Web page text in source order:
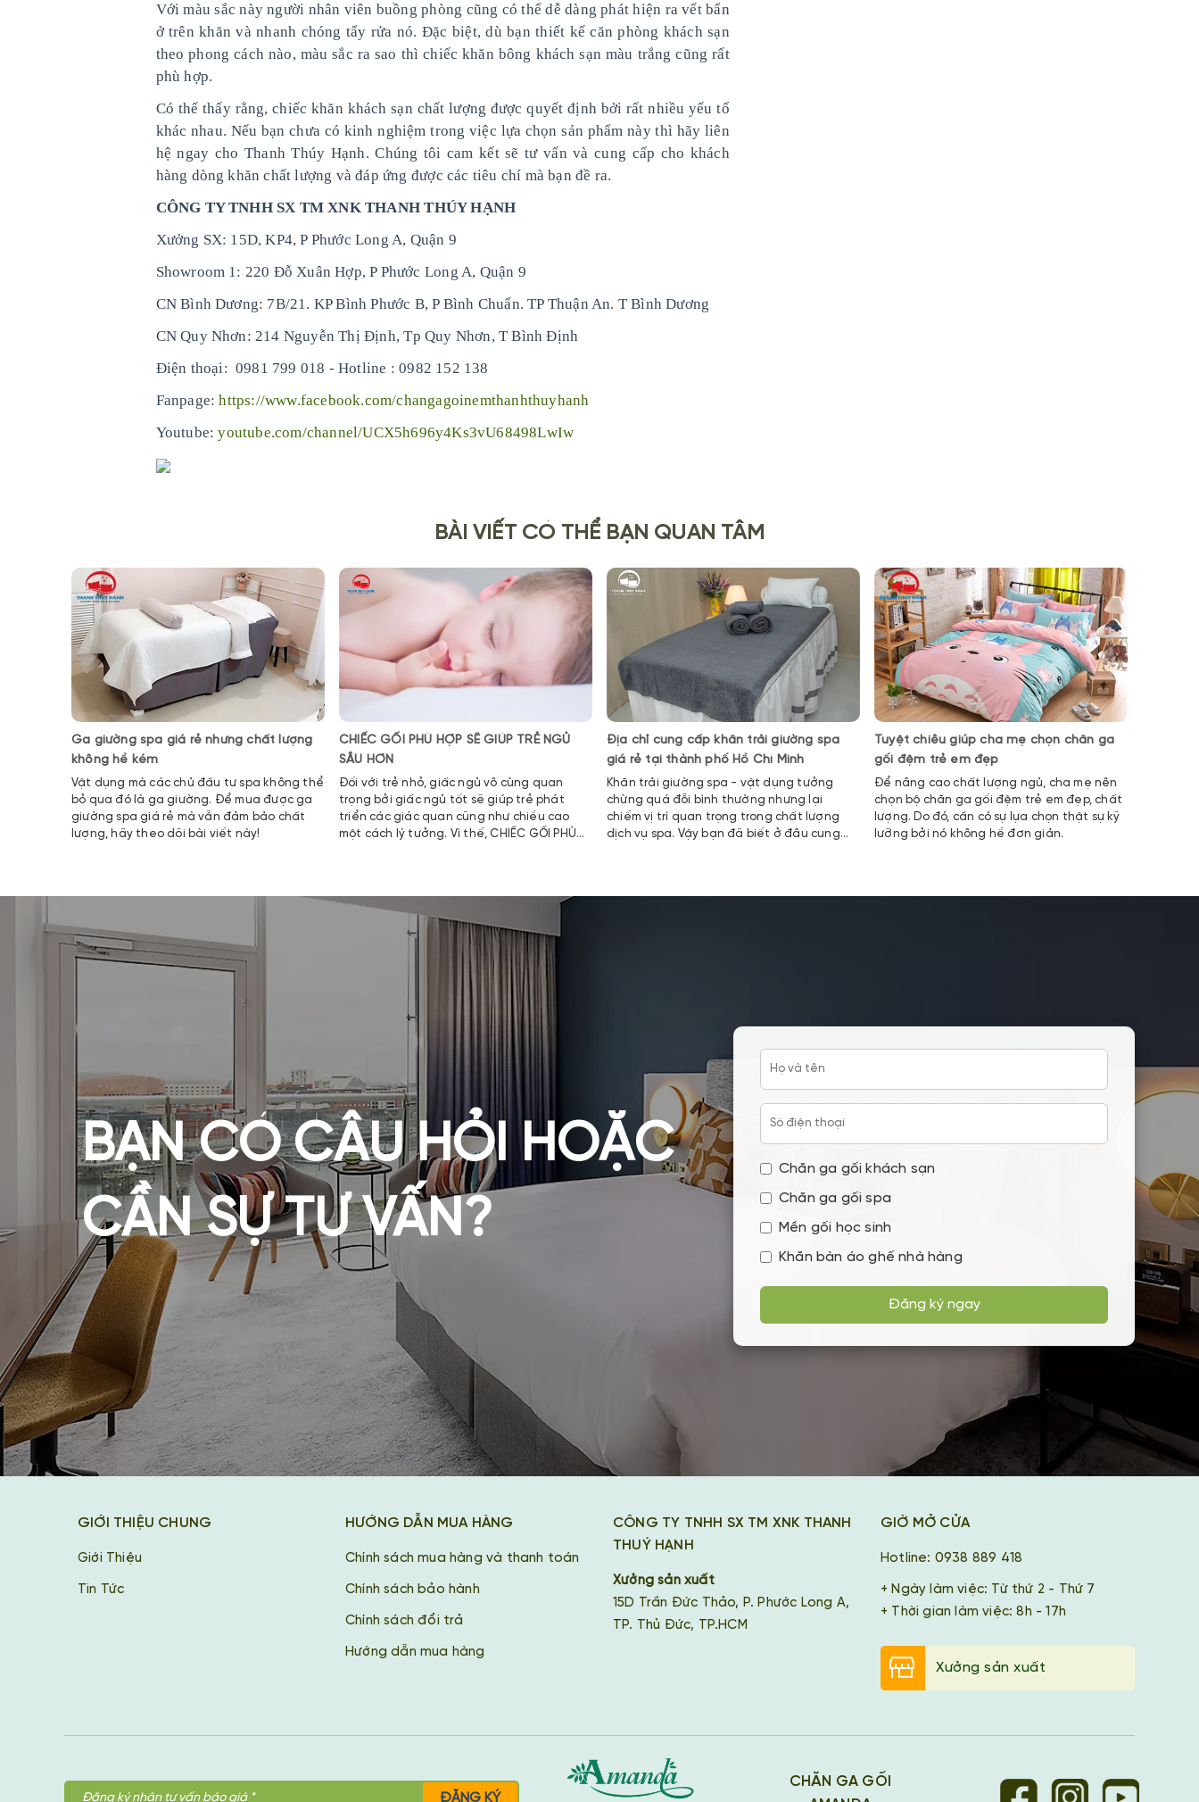
Với màu sắc này người nhân viên buồng phòng cũng có thể dễ dàng phát hiện ra vết bẩn
ở trên khăn và nhanh chóng tẩy rửa nó. Đặc biệt, dù bạn thiết kế căn phòng khách sạn
theo phong cách nào, màu sắc ra sao thì chiếc khăn bông khách sạn màu trắng cũng rất
phù hợp.
Có thể thấy rằng, chiếc khăn khách sạn chất lượng được quyết định bởi rất nhiều yếu tố
khác nhau. Nếu bạn chưa có kinh nghiệm trong việc lựa chọn sản phẩm này thì hãy liên
hệ ngay cho Thanh Thúy Hạnh. Chúng tôi cam kết sẽ tư vấn và cung cấp cho khách
hàng dòng khăn chất lượng và đáp ứng được các tiêu chí mà bạn đề ra.
CÔNG TY TNHH SX TM XNK THANH THÚY HẠNH
Xưởng SX: 15D, KP4, P Phước Long A, Quận 9
Showroom 1: 220 Đỗ Xuân Hợp, P Phước Long A, Quận 9
CN Bình Dương: 7B/21. KP Bình Phước B, P Bình Chuẩn. TP Thuận An. T Bình Dương
CN Quy Nhơn: 214 Nguyễn Thị Định, Tp Quy Nhơn, T Bình Định
Điện thoại: 0981 799 018 - Hotline : 0982 152 138
Fanpage:https://www.facebook.com/changagoinemthanhthuyhanh
Youtube:youtube.com/channel/UCX5h696y4Ks3vU68498LwIw
BÀI VIẾT CÓ THỂ BẠN QUAN TÂM
Ga giường spa giá rẻ nhưng chất lượng
không hề kém
Vật dụng mà các chủ đầu tư spa không thể
bỏ qua đó là ga giường. Để mua được ga
giường spa giá rẻ mà vẫn đảm bảo chất
lượng, hãy theo dõi bài viết này!
CHIẾC GỐI PHÙ HỢP SẼ GIÚP TRẺ NGỦ
SÂU HƠN
Đối với trẻ nhỏ, giấc ngủ vô cùng quan
trọng bởi giấc ngủ tốt sẽ giúp trẻ phát
triển các giác quan cũng như chiều cao
một cách lý tưởng. Vì thế, CHIẾC GỐI PHÙ
Địa chỉ cung cấp khăn trải giường spa
giá rẻ tại thành phố Hồ Chí Minh
Khăn trải giường spa - vật dụng tưởng
chừng quá đỗi bình thường nhưng lại
chiếm vị trí quan trọng trong chất lượng
dịch vụ spa. Vậy bạn đã biết ở đâu cung
Tuyệt chiêu giúp cha mẹ chọn chăn ga
gối đệm trẻ em đẹp
Để nâng cao chất lượng ngủ, cha mẹ nên
chọn bộ chăn ga gối đệm trẻ em đẹp, chất
lượng. Do đó, cần có sự lựa chọn thật sự kỹ
lưỡng bởi nó không hề đơn giản.
BẠN CÓ CÂU HỎI HOẶC
CẦN SỰ TƯ VẤN?
Chăn ga gối khách sạn
Chăn ga gối spa
Mền gối học sinh
Khăn bàn áo ghế nhà hàng
Đăng ký ngay
GIỚI THIỆU CHUNG
Giới Thiệu
Tin Tức
HƯỚNG DẪN MUA HÀNG
Chính sách mua hàng và thanh toán
Chính sách bảo hành
Chính sách đổi trả
Hướng dẫn mua hàng
CÔNG TY TNHH SX TM XNK THANH
THUÝ HẠNH
Xưởng sản xuất
15D Trần Đức Thảo, P. Phước Long A,
TP. Thủ Đức, TP.HCM
GIỜ MỞ CỬA
Hotline: 0938 889 418
+ Ngày làm việc: Từ thứ 2 - Thứ 7
+ Thời gian làm việc: 8h - 17h
Xưởng sản xuất
ĐĂNG KÝ
CHĂN GA GỐI